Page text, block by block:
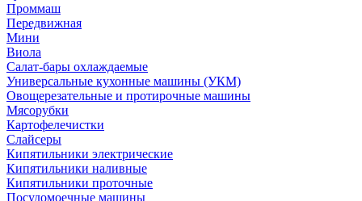
Проммаш
Передвижная
Мини
Виола
Салат-бары охлаждаемые
Универсальные кухонные машины (УКМ)
Овощерезательные и протирочные машины
Мясорубки
Картофелечистки
Слайсеры
Кипятильники электрические
Кипятильники наливные
Кипятильники проточные
Посудомоечные машины